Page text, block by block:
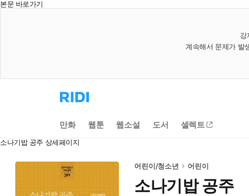
본문 바로가기
강
계속해서 문제가 발
리
디
으
로
동
만화 웹툰 웹소설 도서 셀렉트
소나기밥 공주 상세페이지
어린이/청소년 어린이
소나기밥 공주